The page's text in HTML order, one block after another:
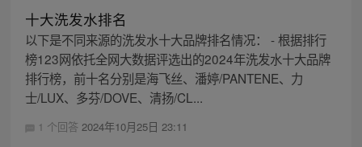
十大洗发水排名
以下是不同来源的洗发水十大品牌排名情况： - 根据排行
榜123网依托全网大数据评选出的2024年洗发水十大品牌
排行榜，前十名分别是海飞丝、潘婷/PANTENE、力
士/LUX、多芬/DOVE、清扬/CL...
1 个回答 2024年10月25日 23:11